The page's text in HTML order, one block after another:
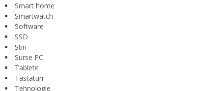
Smart home
Smartwatch
Software
SSD
Stiri
Surse PC
Tablete
Tastaturi
Tehnologie